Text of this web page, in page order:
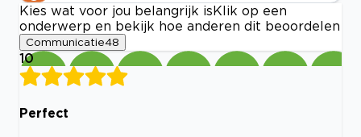
Kies wat voor jou belangrijk is Klik op een
onderwerp en bekijk hoe anderen dit beoordelen
Communicatie48
10
Perfect